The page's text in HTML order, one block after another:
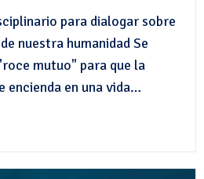
para dialogar sobre
nuestra humanidad Se
mutuo" para que la
encienda en una vida…